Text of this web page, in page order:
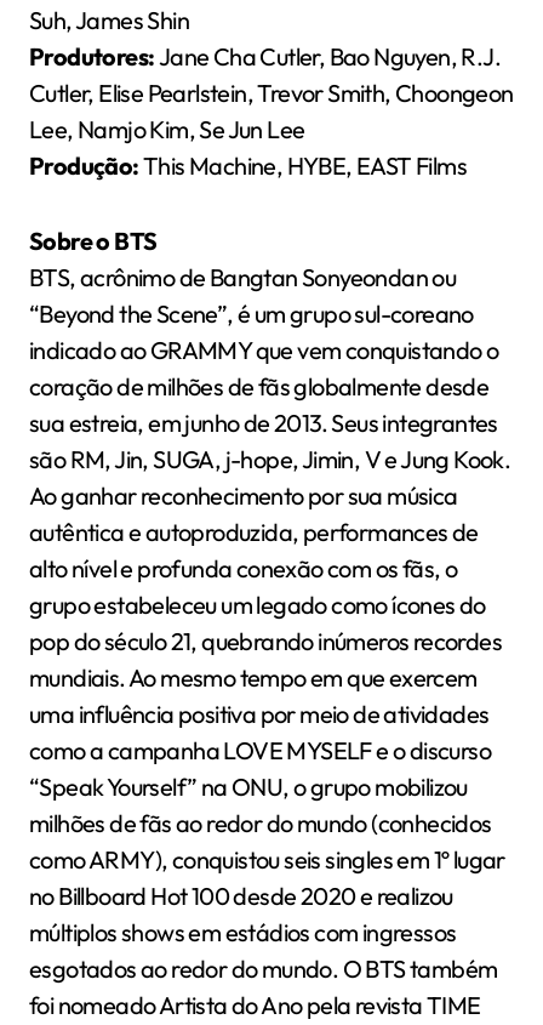
Suh, James Shin
Produtores:Jane Cha Cutler, Bao Nguyen, R.J.
Cutler, Elise Pearlstein, Trevor Smith, Choongeon
Lee, Namjo Kim, Se Jun Lee
Produção:This Machine, HYBE, EAST Films
Sobre o BTS
BTS, acrônimo de Bangtan Sonyeondan ou
“Beyond the Scene”, é um grupo sul-coreano
indicado ao GRAMMY que vem conquistando o
coração de milhões de fãs globalmente desde
sua estreia, em junho de 2013. Seus integrantes
são RM, Jin, SUGA, j-hope, Jimin, V e Jung Kook.
Ao ganhar reconhecimento por sua música
autêntica e autoproduzida, performances de
alto nível e profunda conexão com os fãs, o
grupo estabeleceu um legado como ícones do
pop do século 21, quebrando inúmeros recordes
mundiais. Ao mesmo tempo em que exercem
uma influência positiva por meio de atividades
como a campanha LOVE MYSELF e o discurso
“Speak Yourself” na ONU, o grupo mobilizou
milhões de fãs ao redor do mundo (conhecidos
como ARMY), conquistou seis singles em 1º lugar
no Billboard Hot 100 desde 2020 e realizou
múltiplos shows em estádios com ingressos
esgotados ao redor do mundo. O BTS também
foi nomeado Artista do Ano pela revista TIME